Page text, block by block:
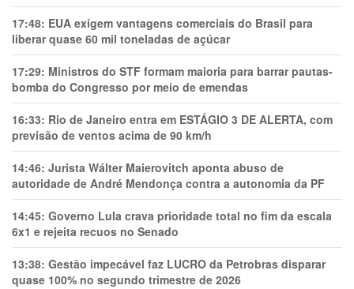
17:48: EUA exigem vantagens comerciais do Brasil para
liberar quase 60 mil toneladas de açúcar
17:29: Ministros do STF formam maioria para barrar pautas-
bomba do Congresso por meio de emendas
16:33: Rio de Janeiro entra em ESTÁGIO 3 DE ALERTA, com
previsão de ventos acima de 90 km/h
14:46: Jurista Wálter Maierovitch aponta abuso de
autoridade de André Mendonça contra a autonomia da PF
14:45: Governo Lula crava prioridade total no fim da escala
6x1 e rejeita recuos no Senado
13:38: Gestão impecável faz LUCRO da Petrobras disparar
quase 100% no segundo trimestre de 2026